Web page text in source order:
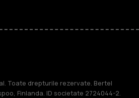
Toate drepturile rezervate. Bertel
Finlanda. ID societate 2724044-2.